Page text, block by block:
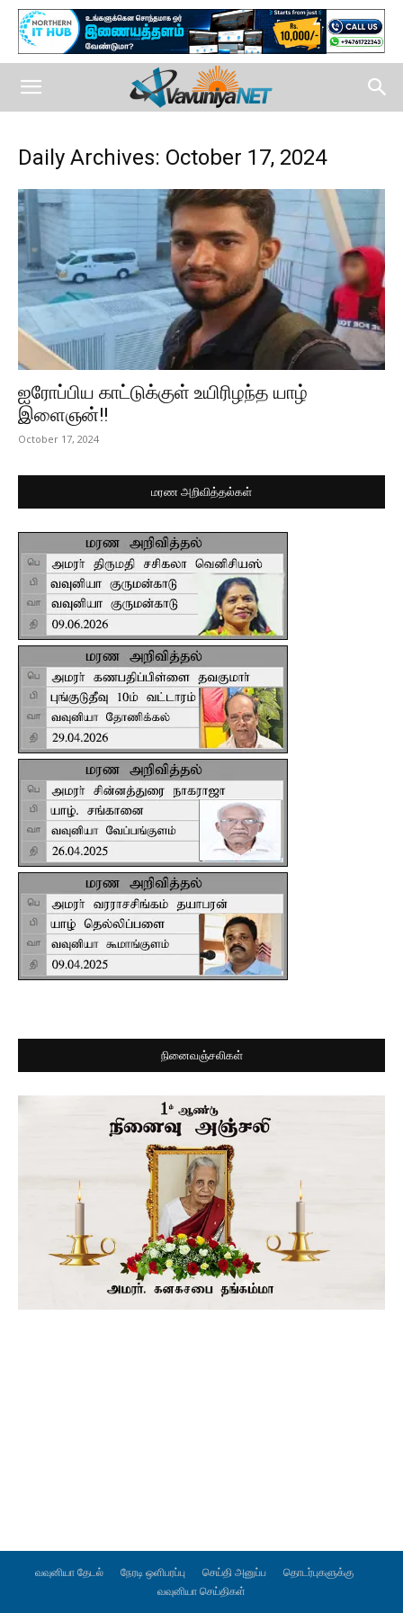
Daily Archives: October 17, 2024
ஐரோப்பிய காட்டுக்குள் உயிரிழந்த யாழ்
இளைஞன்!!
October 17, 2024
மரண அறிவித்தல்கள்
நினைவஞ்சலிகள்
வவுனியா தேடல் நேரடி ஒளிபரப்பு செய்தி அனுப்ப
தொடர்புகளுக்கு
வவுனியா செய்திகள்